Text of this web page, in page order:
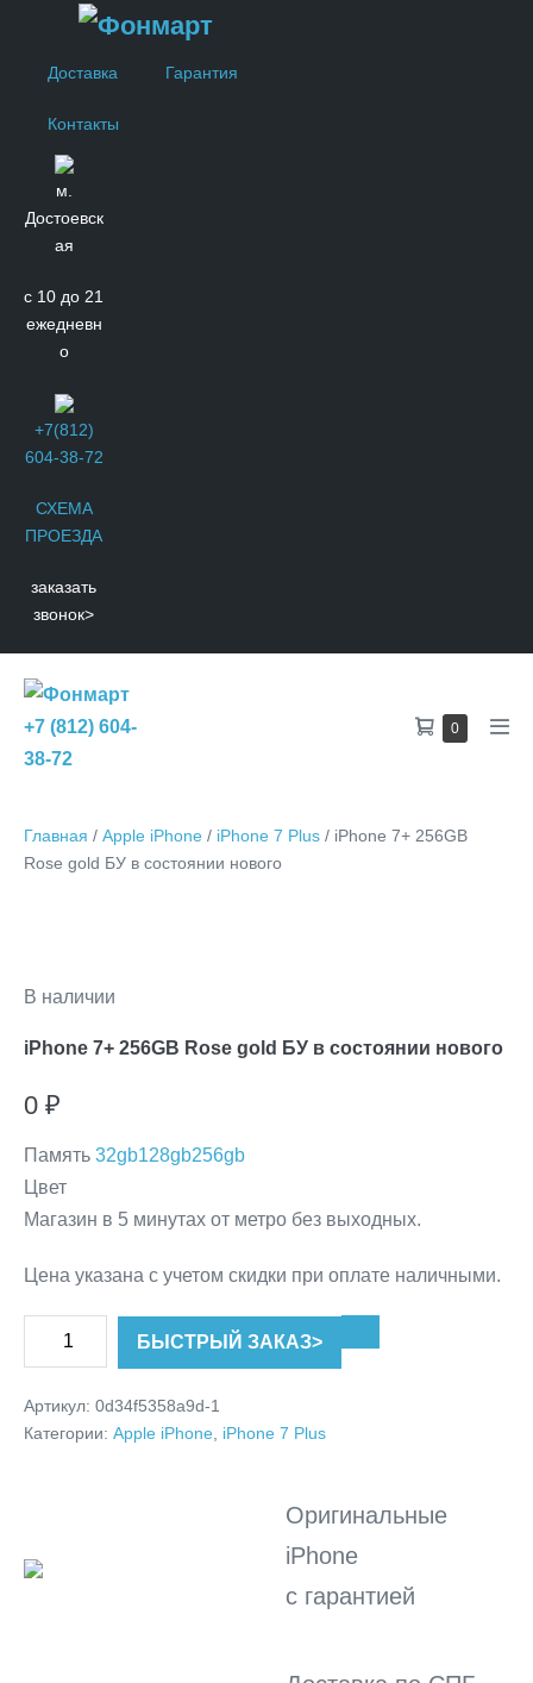
Доставка Гарантия
Контакты
м.
Достоевск
ая
с 10 до 21
ежедневн
о
+7(812)
604-38-72
СХЕМА
ПРОЕЗДА
заказать
звонок>
+7 (812) 604-
38-72
Shopping
0Items
Главная / Apple iPhone / iPhone 7 Plus / iPhone 7+ 256GB
Rose gold БУ в состоянии нового
В наличии
iPhone 7+ 256GB Rose gold БУ в состоянии нового
0 ₽
Память 32gb128gb256gb
Цвет
Магазин в 5 минутах от метро без выходных.
Цена указана с учетом скидки при оплате наличными.
БЫСТРЫЙ ЗАКАЗ>
Количество
товара
7+
БУ
Артикул: 0d34f5358a9d-1
Категории: Apple iPhone iPhone 7 Plus
Оригинальные
iPhone
с гарантией